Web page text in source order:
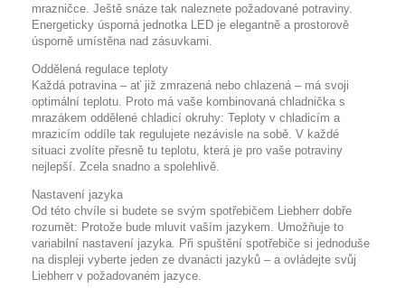
mrazničce. Ještě snáze tak naleznete požadované potraviny.
Energeticky úsporná jednotka LED je elegantně a prostorově
úsporně umístěna nad zásuvkami.
Oddělená regulace teploty
Každá potravina – ať již zmrazená nebo chlazená – má svoji
optimální teplotu. Proto má vaše kombinovaná chladnička s
mrazákem oddělené chladicí okruhy: Teploty v chladicím a
mrazicím oddíle tak regulujete nezávisle na sobě. V každé
situaci zvolíte přesně tu teplotu, která je pro vaše potraviny
nejlepší. Zcela snadno a spolehlivě.
Nastavení jazyka
Od této chvíle si budete se svým spotřebičem Liebherr dobře
rozumět: Protože bude mluvit vaším jazykem. Umožňuje to
variabilní nastavení jazyka. Při spuštění spotřebiče si jednoduše
na displeji vyberte jeden ze dvanácti jazyků – a ovládejte svůj
Liebherr v požadovaném jazyce.